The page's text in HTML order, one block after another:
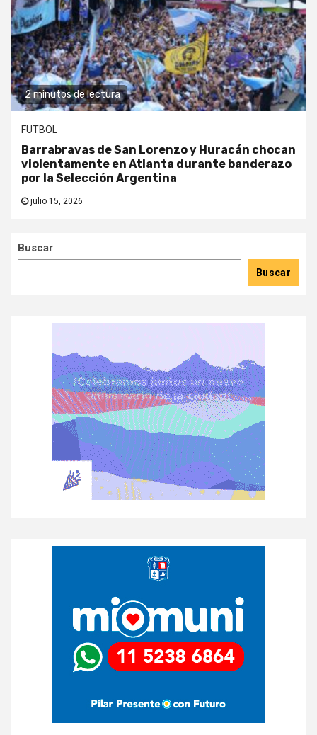
2 minutos de lectura
FUTBOL
Barrabravas de San Lorenzo y Huracán chocan
violentamente en Atlanta durante banderazo
por la Selección Argentina
julio 15, 2026
Buscar
Buscar